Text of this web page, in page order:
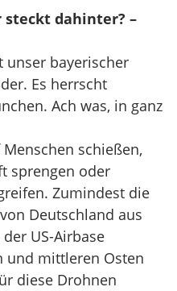
steckt dahinter? –
unser bayerischer
Es herrscht
Ach was, in ganz
schießen,
sprengen oder
Zumindest die
Deutschland aus
US-Airbase
und mittleren Osten
diese Drohnen